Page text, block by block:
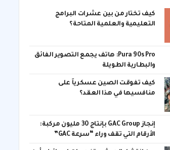
كيف تختار من بين عشرات البرامج
التعليمية والعلمية المتاحة؟
Pura 90s Pro: هاتف يجمع التصوير الفائق
والبطارية الطويلة
كيف تفوقت الصين عسكرياً على
منافسيها في هذا العقد؟
إنجاز GAC Group بإنتاج 30 مليون مركبة:
الأرقام التي تقف وراء “سرعة GAC”